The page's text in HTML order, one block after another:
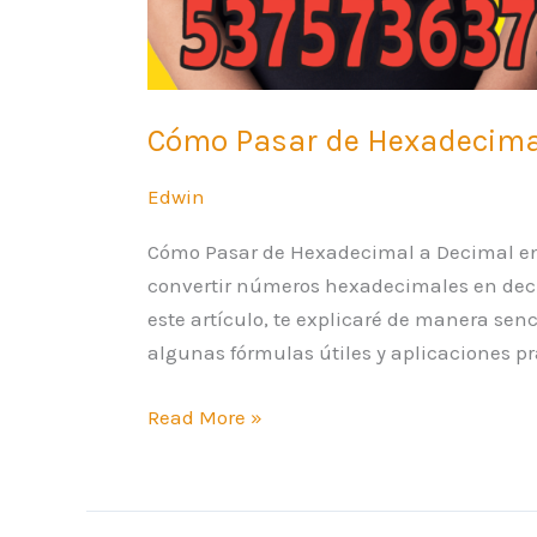
Cómo Pasar de
Edwin
Cómo Pasar de Hexadecimal a Decimal
convertir números hexadecimales en
este artículo, te explicaré de manera
algunas fórmulas útiles y aplicaciones
Read More »